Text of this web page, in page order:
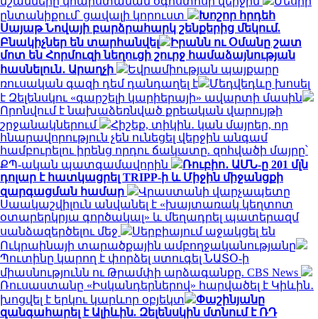
ընտանիքում՝ ցավալի կորուստ
Խոշոր հրդեհ
Սայաթ Նովայի բարձրահարկ շենքերից մեկում.
Բնակիչներ են տարհանվել
Իրանն ու Օմանը շատ
մոտ են Հորմուզի նեղուցի շուրջ համաձայնության
հասնելուն․ Արաղչի
Եվրամիության պայքարը
ռուսական գազի դեմ դանդաղել է
Մեդվեդևը խոսել
է Զելենսկու «գարշելի կարիերայի» ավարտի մասին
Որոնվում է նախաձեռնված քրեական վարույթի
շրջանակներում
Հիշեք, տիկին․ կան մայրեր, որ
հնարավորություն չեն ունեցել վերջին անգամ
համբուրելու իրենց որդու ճակատը. զոհվածի մայրը՝
ՔՊ-ական պատգամավորին
Ռուբիո․ ԱՄՆ-ը 201 մլն
դոլար է հատկացրել TRIPP-ի և Միջին միջանցքի
զարգացման համար
Վրաստանի վարչապետը
Սաակաշվիլուն անվանել է «խայտառակ կեղտոտ
օտարերկրյա գործակալ» և մեղադրել պատերազմ
սանձազերծելու մեջ
Սերբիայում աջակցել են
Ուկրաինայի տարածքային ամբողջականությանը
Պուտինը կարող է փորձել ստուգել ՆԱՏՕ-ի
միասնությունն ու Թրամփի արձագանքը. CBS News
Ռուսաստանը «Իսկանդերներով» հարվածել է Կիևին․
խոցվել է երկու կարևոր օբյեկտ
Փաշինյանը
զանգահարել է Ալիևին. Զելենսկին մտնում է ՌԴ